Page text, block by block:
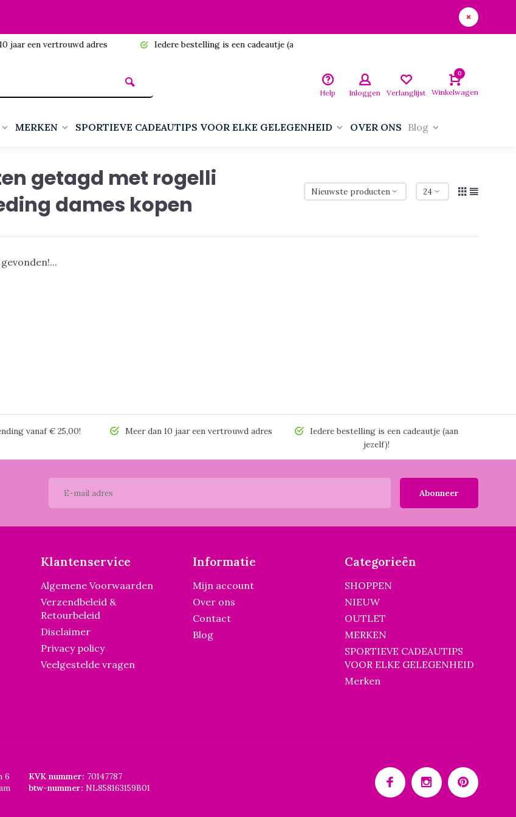
een vertrouwd adres Iedere bestelling is een cadeautje (aan jezelf)!
Help Inloggen Verlanglijst
0
Winkelwagen
MERKEN SPORTIEVE CADEAUTIPS VOOR ELKE GELEGENHEID OVER ONS Blog
getagd met rogelli
dames kopen
vanaf € 25,00! Meer dan 10 jaar een vertrouwd adres
Iedere bestelling is een cadeautje (aan
jezelf)!
Abonneer
Klantenservice
Algemene Voorwaarden
Verzendbeleid &
Retourbeleid
Disclaimer
Privacy policy
Veelgestelde vragen
Informatie
Mijn account
Over ons
Contact
Blog
Categorieën
SHOPPEN
NIEUW
OUTLET
MERKEN
SPORTIEVE CADEAUTIPS
VOOR ELKE GELEGENHEID
Merken
6
KVK nummer: 70147787
btw-nummer: NL858163159B01